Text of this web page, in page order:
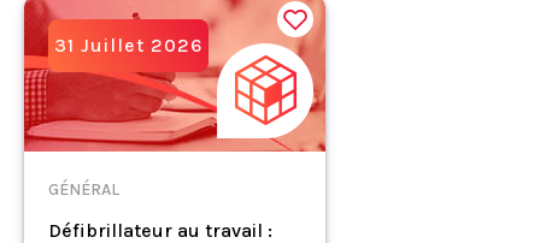
31 Juillet 2026
GÉNÉRAL
Défibrillateur au travail :